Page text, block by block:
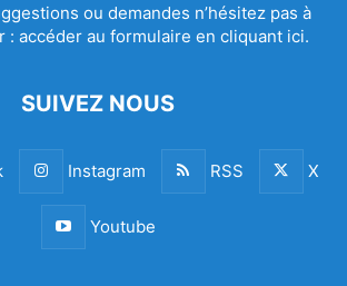
ou demandes n’hésitez pas à
: accéder au formulaire en cliquant ici.
SUIVEZ NOUS
Instagram RSS X
Youtube